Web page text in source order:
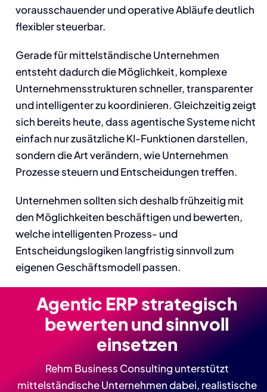
vorausschauender und operative Abläufe deutlich
flexibler steuerbar.
Gerade für mittelständische Unternehmen
entsteht dadurch die Möglichkeit, komplexe
Unternehmensstrukturen schneller, transparenter
und intelligenter zu koordinieren. Gleichzeitig zeigt
sich bereits heute, dass agentische Systeme nicht
einfach nur zusätzliche KI-Funktionen darstellen,
sondern die Art verändern, wie Unternehmen
Prozesse steuern und Entscheidungen treffen.
Unternehmen sollten sich deshalb frühzeitig mit
den Möglichkeiten beschäftigen und bewerten,
welche intelligenten Prozess- und
Entscheidungslogiken langfristig sinnvoll zum
eigenen Geschäftsmodell passen.
Agentic ERP strategisch
bewerten und sinnvoll
einsetzen
Rehm Business Consulting unterstützt
mittelständische Unternehmen dabei, realistische